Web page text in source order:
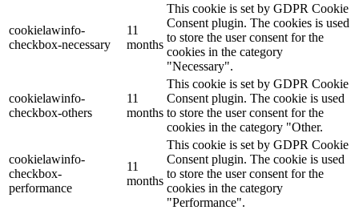
cookielawinfo-
checkbox-necessary
11
months
This cookie is set by GDPR Cookie
Consent plugin. The cookies is used
to store the user consent for the
cookies in the category
"Necessary".
cookielawinfo-
checkbox-others
11
months
This cookie is set by GDPR Cookie
Consent plugin. The cookie is used
to store the user consent for the
cookies in the category "Other.
cookielawinfo-
checkbox-
performance
11
months
This cookie is set by GDPR Cookie
Consent plugin. The cookie is used
to store the user consent for the
cookies in the category
"Performance".